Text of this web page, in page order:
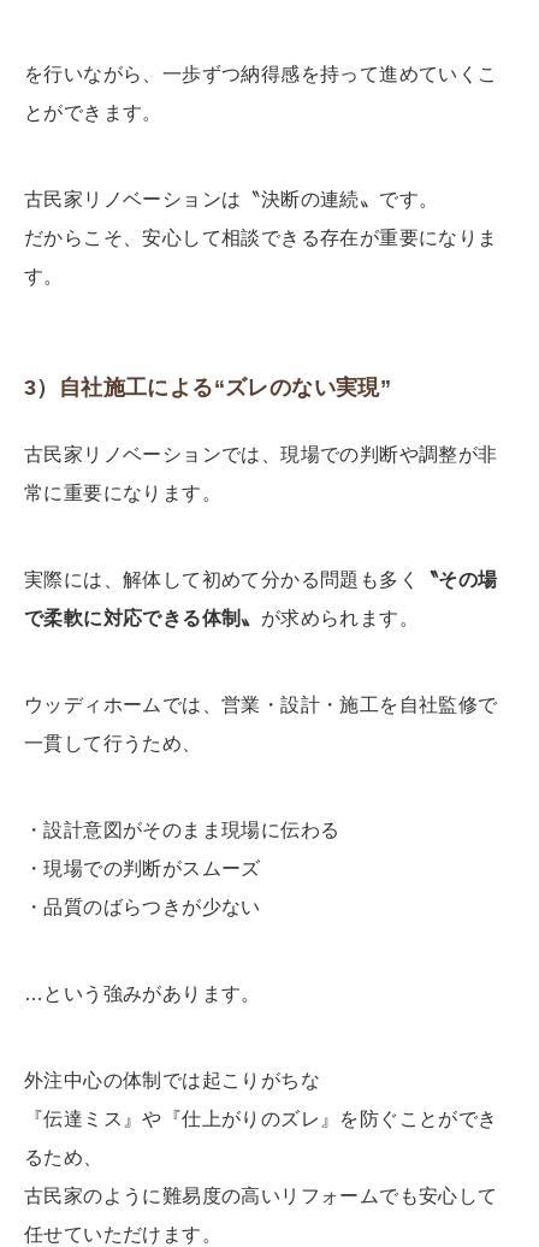
を行いながら、一歩ずつ納得感を持って進めていくこ
とができます。
古民家リノベーションは〝決断の連続〟です。
だからこそ、安心して相談できる存在が重要になりま
す。
3）自社施工による“ズレのない実現”
古民家リノベーションでは、現場での判断や調整が非
常に重要になります。
実際には、解体して初めて分かる問題も多く
〝その場
で柔軟に対応できる体制〟 が求められます。
ウッディホームでは、営業・設計・施工を自社監修で
一貫して行うため、
・設計意図がそのまま現場に伝わる
・現場での判断がスムーズ
・品質のばらつきが少ない
…という強みがあります。
外注中心の体制では起こりがちな
『伝達ミス』や『仕上がりのズレ』を防ぐことができ
るため、
古民家のように難易度の高いリフォームでも安心して
任せていただけます。